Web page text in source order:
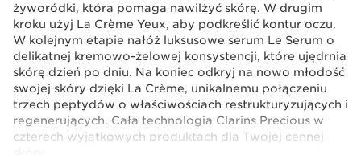
żyworódki, która pomaga nawilżyć skórę. W drugim
kroku użyj La Crème Yeux, aby podkreślić kontur oczu.
W kolejnym etapie nałóż luksusowe serum Le Serum o
delikatnej kremowo-żelowej konsystencji, które ujędrnia
skórę dzień po dniu. Na koniec odkryj na nowo młodość
swojej skóry dzięki La Crème, unikalnemu połączeniu
trzech peptydów o właściwościach restrukturyzujących i
regenerujących. Cała technologia Clarins Precious w
czterech wyjątkowych produktach dla Twojej cennej